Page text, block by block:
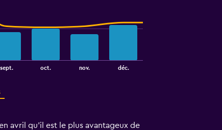
sept. oct. nov. déc.
avril qu'il est le plus avantageux de